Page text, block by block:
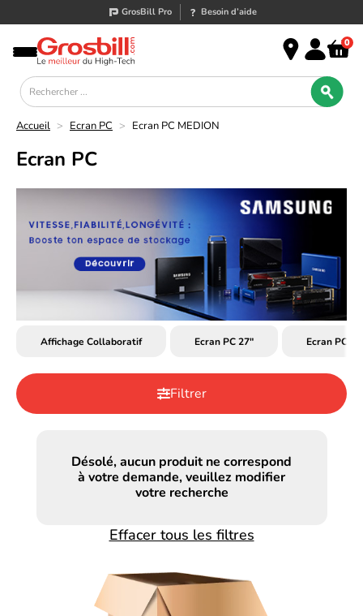
GrosBill Pro Besoin d’aide
0
Accueil > Ecran PC > Ecran PC MEDION
Ecran PC
Affichage Collaboratif Ecran PC 27" Ecran PC
Filtrer
Désolé, aucun produit ne correspond
à votre demande, veuillez modifier
votre recherche
Effacer tous les filtres